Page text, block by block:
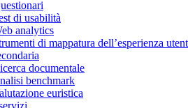
di usabilità
analytics
di mappatura dell’esperienza
documentale
benchmark
euristica